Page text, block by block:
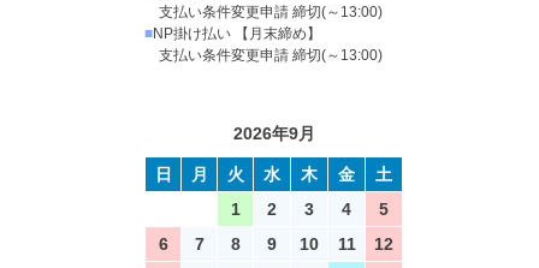
支払い条件変更申請 締切(～13:00)
■NP掛け払い 【月末締め】
支払い条件変更申請 締切(～13:00)
2026年9月
日 月 火 水 木 金
土
1
2 3 4
5
6
7 8 9 10 11
12